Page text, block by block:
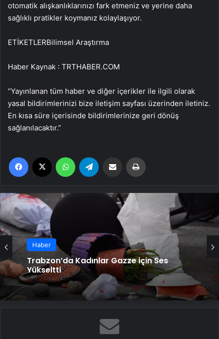
otomatik alışkanlıklarınızı fark etmeniz ve yerine daha
sağlıklı pratikler koymanız kolaylaşıyor.
ETİKETLERBilimsel Araştırma
Haber Kaynak : TRTHABER.COM
“Yayınlanan tüm haber ve diğer içerikler ile ilgili olarak
yasal bildirimlerinizi bize iletişim sayfası üzerinden iletiniz.
En kısa süre içerisinde bildirimlerinize geri dönüş
sağlanılacaktır.”
Facebook WhatsApp Email'den paylaş
Haber
Trabzon’da Kadınlar Gazze için Ses
Yükseltti